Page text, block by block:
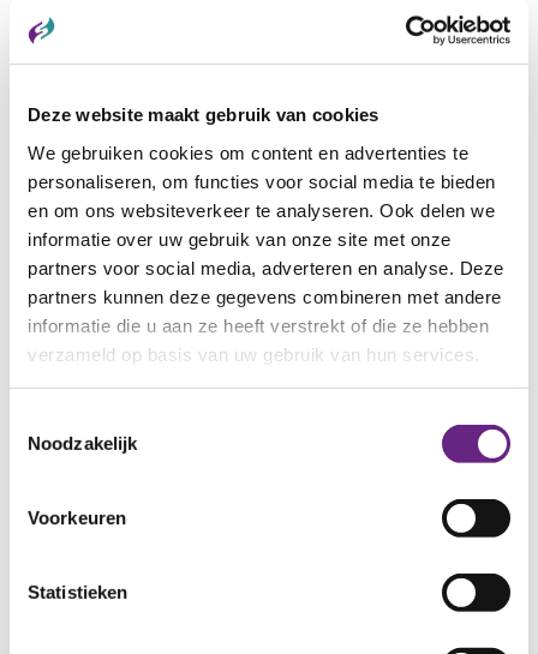
Deze website maakt gebruik van cookies
We gebruiken cookies om content en advertenties te
personaliseren, om functies voor social media te bieden
en om ons websiteverkeer te analyseren. Ook delen we
informatie over uw gebruik van onze site met onze
partners voor social media, adverteren en analyse. Deze
partners kunnen deze gegevens combineren met andere
informatie die u aan ze heeft verstrekt of die ze hebben
verzameld op basis van uw gebruik van hun services.
Noodzakelijk
Voorkeuren
Statistieken
‘Miljoenen Nederlanders hebben deze in
hun schuur staan’, maar één ding weten
ze niet: en Marcouch weet wel wat hij
ermee moet
Bron: De Gelderlander, Achmed Majid 29 november
2025, 17:52 Foto’s: Rolf Hensel...
29 NOVEMBER 2025
Categorie: